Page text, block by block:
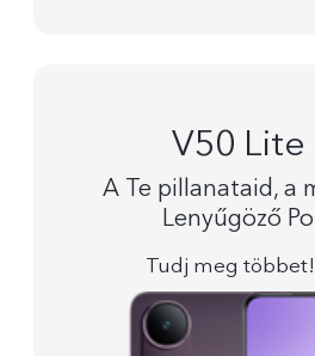
V50 Lite
A Te pillanataid, a
Lenyűgöző
Tudj meg többet!